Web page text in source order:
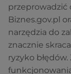
przeprowadzić
Biznes.gov.pl
narzędzia do
znacznie
ryzyko